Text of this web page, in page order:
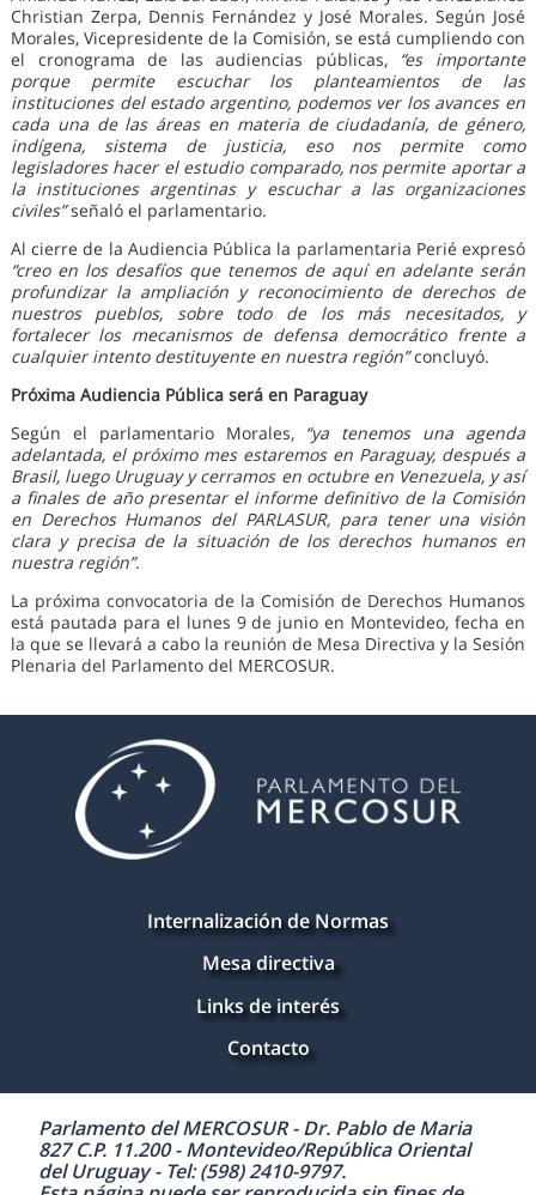
Christian Zerpa, Dennis Fernández y José Morales. Según José
Morales, Vicepresidente de la Comisión, se está cumpliendo con
el cronograma de las audiencias públicas, “es importante
porque permite escuchar los planteamientos de las
instituciones del estado argentino, podemos ver los avances en
cada una de las áreas en materia de ciudadanía, de género,
indígena, sistema de justicia, eso nos permite como
legisladores hacer el estudio comparado, nos permite aportar a
la instituciones argentinas y escuchar a las organizaciones
civiles”señaló el parlamentario.
Al cierre de la Audiencia Pública la parlamentaria Perié expresó
“creo en los desafíos que tenemos de aquí en adelante serán
profundizar la ampliación y reconocimiento de derechos de
nuestros pueblos, sobre todo de los más necesitados, y
fortalecer los mecanismos de defensa democrático frente a
cualquier intento destituyente en nuestra región”concluyó.
Próxima Audiencia Pública será en Paraguay
Según el parlamentario Morales, “ya tenemos una agenda
adelantada, el próximo mes estaremos en Paraguay, después a
Brasil, luego Uruguay y cerramos en octubre en Venezuela, y así
a finales de año presentar el informe definitivo de la Comisión
en Derechos Humanos del PARLASUR, para tener una visión
clara y precisa de la situación de los derechos humanos en
nuestra región”.
La próxima convocatoria de la Comisión de Derechos Humanos
está pautada para el lunes 9 de junio en Montevideo, fecha en
la que se llevará a cabo la reunión de Mesa Directiva y la Sesión
Plenaria del Parlamento del MERCOSUR.
Internalización de Normas
Mesa directiva
Links de interés
Contacto
Parlamento del MERCOSUR - Dr. Pablo de Maria
827 C.P. 11.200 - Montevideo/República Oriental
del Uruguay - Tel: (598) 2410-9797.